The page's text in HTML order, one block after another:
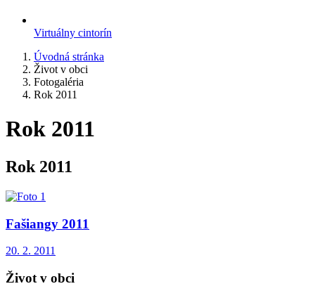
Virtuálny cintorín
Úvodná stránka
Život v obci
Fotogaléria
Rok 2011
Rok 2011
Rok 2011
Fašiangy 2011
20. 2. 2011
Život v obci